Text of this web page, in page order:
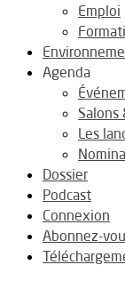
Emploi
Agenda
Salons
Les
Dossier
Podcast
Connexion
Abonnez-